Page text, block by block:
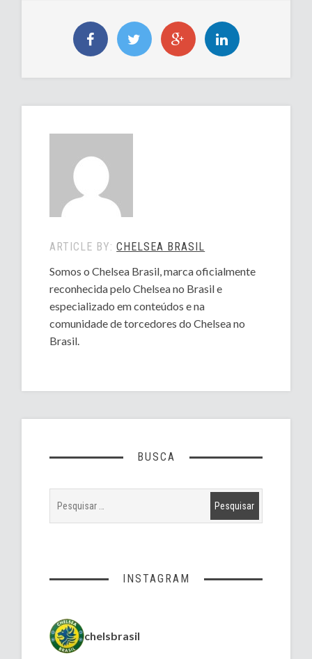
ARTICLE BY:CHELSEA BRASIL
Somos o Chelsea Brasil, marca oficialmente
reconhecida pelo Chelsea no Brasil e
especializado em conteúdos e na
comunidade de torcedores do Chelsea no
Brasil.
BUSCA
INSTAGRAM
chelsbrasil